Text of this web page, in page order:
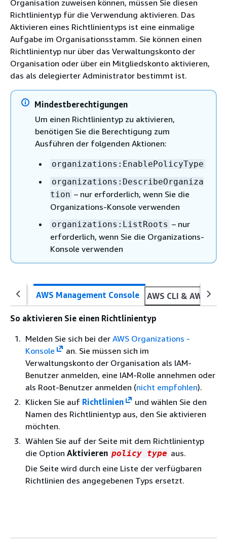
Organisation zuweisen können, müssen Sie diesen
Richtlinientyp für die Verwendung aktivieren. Das
Aktivieren eines Richtlinientyps ist eine einmalige
Aufgabe im Organisationsstamm. Sie können einen
Richtlinientyp nur über das Verwaltungskonto der
Organisation oder über ein Mitgliedskonto aktivieren,
das als delegierter Administrator bestimmt ist.
Mindestberechtigungen
Um einen Richtlinientyp zu aktivieren,
benötigen Sie die Berechtigung zum
Ausführen der folgenden Aktionen:
organizations:EnablePolicyType
organizations:DescribeOrganiza
tion – nur erforderlich, wenn Sie die
Organizations-Konsole verwenden
organizations:ListRoots – nur
erforderlich, wenn Sie die Organizations-
Konsole verwenden
AWS Management Console AWS CLI & AWS
So aktivieren Sie einen Richtlinientyp
Melden Sie sich bei der AWS Organizations -
Konsole
an. Sie müssen sich im
Verwaltungskonto der Organisation als IAM-
Benutzer anmelden, eine IAM-Rolle annehmen oder
als Root-Benutzer anmelden (nicht empfohlen).
Klicken Sie auf Richtlinien
und wählen Sie den
Namen des Richtlinientyp aus, den Sie aktivieren
möchten.
Wählen Sie auf der Seite mit dem Richtlinientyp
die Option Aktivieren policy type aus.
Die Seite wird durch eine Liste der verfügbaren
Richtlinien des angegebenen Typs ersetzt.